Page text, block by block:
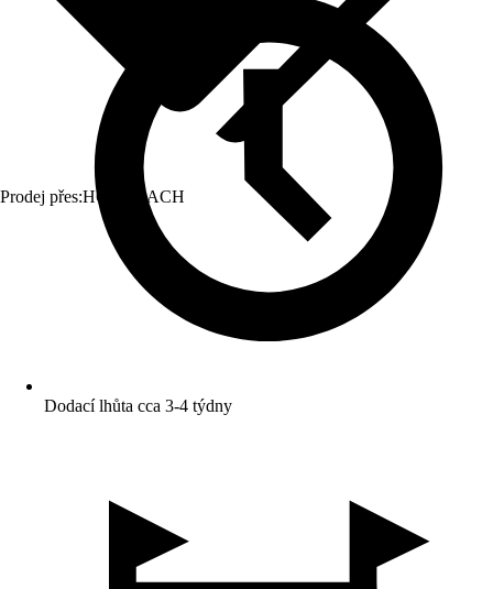
Prodej přes:HORNBACH
Dodací lhůta cca 3-4 týdny